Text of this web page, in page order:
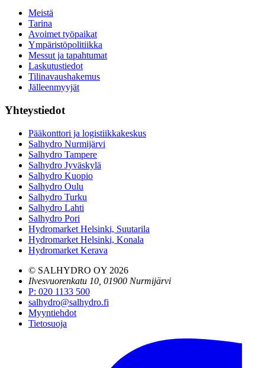
Meistä
Tarina
Avoimet työpaikat
Ympäristöpolitiikka
Messut ja tapahtumat
Laskutustiedot
Tilinavaushakemus
Jälleenmyyjät
Yhteystiedot
Pääkonttori ja logistiikkakeskus
Salhydro Nurmijärvi
Salhydro Tampere
Salhydro Jyväskylä
Salhydro Kuopio
Salhydro Oulu
Salhydro Turku
Salhydro Lahti
Salhydro Pori
Hydromarket Helsinki, Suutarila
Hydromarket Helsinki, Konala
Hydromarket Kerava
© SALHYDRO OY 2026
Ilvesvuorenkatu 10, 01900 Nurmijärvi
P: 020 1133 500
salhydro@salhydro.fi
Myyntiehdot
Tietosuoja